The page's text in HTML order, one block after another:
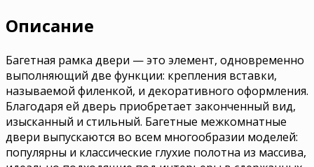
Описание
Багетная рамка двери — это элемент, одновременно
выполняющий две функции: крепления вставки,
называемой филенкой, и декоративного оформления.
Благодаря ей дверь приобретает законченный вид,
изысканный и стильный. Багетные межкомнатные
двери выпускаются во всем многообразии моделей:
популярны и классические глухие полотна из массива,